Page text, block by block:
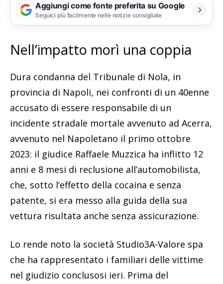
Aggiungi come fonte preferita su Google
Seguici più facilmente nelle notizie consigliate
Nell’impatto morì una coppia
Dura condanna del Tribunale di Nola, in
provincia di Napoli, nei confronti di un 40enne
accusato di essere responsabile di un
incidente stradale mortale avvenuto ad Acerra,
avvenuto nel Napoletano il primo ottobre
2023: il giudice Raffaele Muzzica ha inflitto 12
anni e 8 mesi di reclusione all’automobilista,
che, sotto l’effetto della cocaina e senza
patente, si era messo alla guida della sua
vettura risultata anche senza assicurazione.
Lo rende noto la società Studio3A-Valore spa
che ha rappresentato i familiari delle vittime
nel giudizio conclusosi ieri. Prima del